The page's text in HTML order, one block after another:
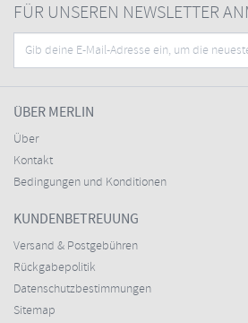
FÜR UNSEREN NEWSLETTER
ÜBER MERLIN
Über
Kontakt
Bedingungen und Konditionen
KUNDENBETREUUNG
Versand & Postgebühren
Rückgabepolitik
Datenschutzbestimmungen
Sitemap